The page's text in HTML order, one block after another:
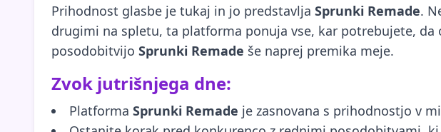
Prihodnost glasbe je tukaj in jo predstavlja Sprunki Remade.
drugimi na spletu, ta platforma ponuja vse, kar potrebujete, da
posodobitvijo Sprunki Remade še naprej premika meje.
Zvok jutrišnjega dne:
Platforma Sprunki Remade je zasnovana s prihodnostjo v